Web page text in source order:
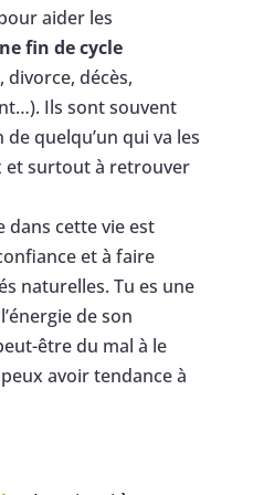
aider les
fin de cycle
décès,
Ils sont souvent
quelqu’un qui va les
et surtout à retrouver
dans cette vie est
et à faire
naturelles. Tu es une
de son
être du mal à le
avoir tendance à